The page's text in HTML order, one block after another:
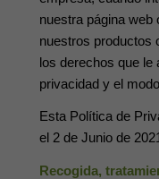
nuestra página web
nuestros productos
los derechos que le
privacidad y el
Esta Política de
el 2 de Junio de
Recogida,